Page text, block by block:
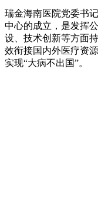
瑞金海南医院党委书
中心的成立，是发挥
设、技术创新等方面
效衔接国内外医疗资
实现“大病不出国”。